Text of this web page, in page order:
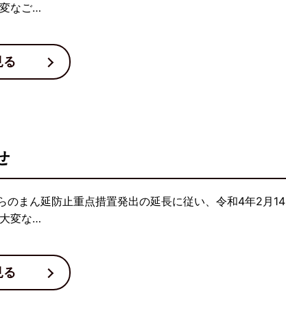
なご…
る
まん延防止重点措置発出の延長に従い、令和4年2月14
変な…
る